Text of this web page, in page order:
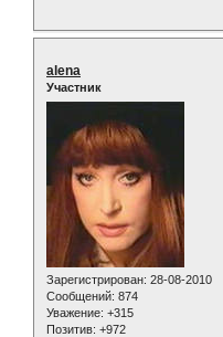
alena
Участник
Зарегистрирован: 28-08-2010
Сообщений: 874
Уважение: +315
Позитив: +972